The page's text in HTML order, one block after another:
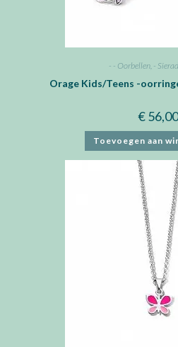
- - Oorbellen, -
Orage Kids/Teens -
€56,00
Toevoegen aan